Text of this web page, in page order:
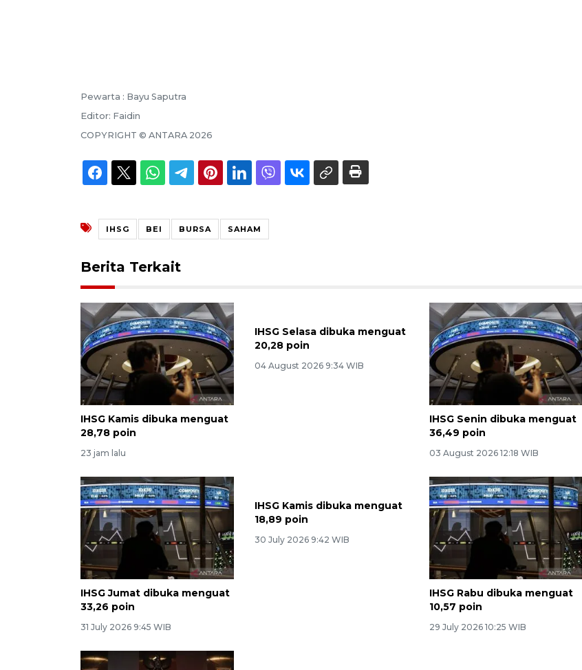
Pewarta : Bayu Saputra
Editor: Faidin
COPYRIGHT © ANTARA 2026
IHSG BEI BURSA SAHAM
Berita Terkait
IHSG Kamis dibuka menguat
28,78 poin
23 jam lalu
IHSG Selasa dibuka menguat
20,28 poin
04 August 2026 9:34 WIB
IHSG Senin dibuka menguat
36,49 poin
03 August 2026 12:18 WIB
IHSG Jumat dibuka menguat
33,26 poin
31 July 2026 9:45 WIB
IHSG Kamis dibuka menguat
18,89 poin
30 July 2026 9:42 WIB
IHSG Rabu dibuka menguat
10,57 poin
29 July 2026 10:25 WIB